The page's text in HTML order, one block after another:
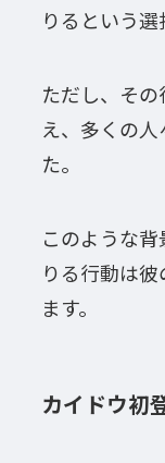
りるという選
ただし、そ
え、多くの
た。
このような
りる行動は
ます。
カイドウ初